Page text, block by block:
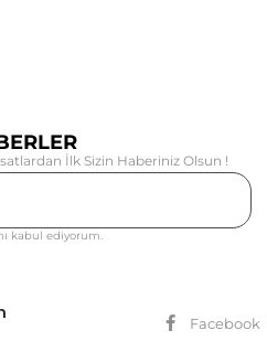
İlk Sizin Haberiniz Olsun !
kabul ediyorum.
Facebook